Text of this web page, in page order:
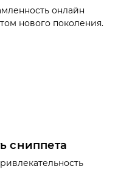
онлайн
нового поколения.
сниппета